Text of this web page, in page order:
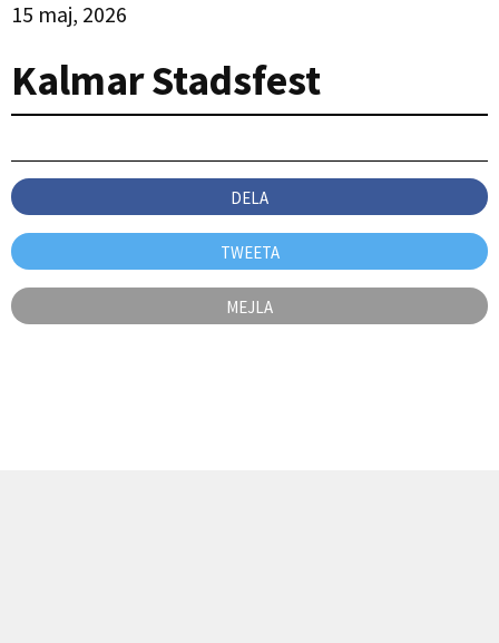
15 maj, 2026
Kalmar Stadsfest
DELA
TWEETA
MEJLA